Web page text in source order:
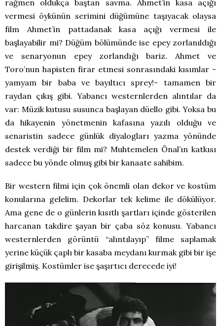
rağmen oldukça baştan savma. Ahmet’in kasa açığı
vermesi öykünün serimini düğümüne taşıyacak olaysa
film Ahmet’in pattadanak kasa açığı vermesi ile
başlayabilir mi? Düğüm bölümünde ise epey zorlanıldığı
ve senaryonun epey zorlandığı bariz. Ahmet ve
Toro’nun hapisten firar etmesi sonrasındaki kısımlar -
yamyam bir baba ve bayıltıcı sprey!- tamamen bir
raydan çıkış gibi. Yabancı westernlerden alıntılar da
var: Müzik kutusu susunca başlayan düello gibi. Yoksa bu
da hikayenin yönetmenin kafasına yazılı olduğu ve
senaristin sadece günlük diyalogları yazma yönünde
destek verdiği bir film mi? Muhtemelen Önal’ın katkısı
sadece bu yönde olmuş gibi bir kanaate sahibim.
Bir western filmi için çok önemli olan dekor ve kostüm
konularına gelelim. Dekorlar tek kelime ile dökülüyor.
Ama gene de o günlerin kısıtlı şartları içinde gösterilen
harcanan takdire şayan bir çaba söz konusu. Yabancı
westernlerden görüntü “alıntılayıp” filme saplamak
yerine küçük çaplı bir kasaba meydanı kurmak gibi bir işe
girişilmiş. Kostümler ise şaşırtıcı derecede iyi!